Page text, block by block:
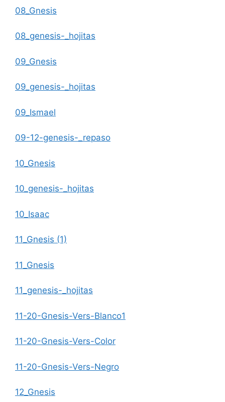
08_Gnesis
08_genesis-_hojitas
09_Gnesis
09_genesis-_hojitas
09_Ismael
09-12-genesis-_repaso
10_Gnesis
10_genesis-_hojitas
10_Isaac
11_Gnesis (1)
11_Gnesis
11_genesis-_hojitas
11-20-Gnesis-Vers-Blanco1
11-20-Gnesis-Vers-Color
11-20-Gnesis-Vers-Negro
12_Gnesis